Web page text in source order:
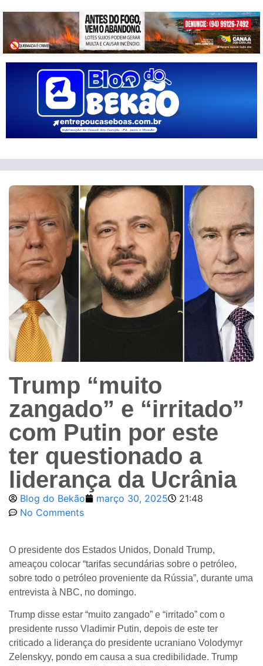
Trump “muito
zangado” e “irritado”
com Putin por este
ter questionado a
liderança da Ucrânia
Blog do Bekão março 30, 2025
21:48
No Comments
O presidente dos Estados Unidos, Donald Trump,
ameaçou colocar “tarifas secundárias sobre o petróleo,
sobre todo o petróleo proveniente da Rússia”, durante uma
entrevista à NBC, no domingo.
Trump disse estar “muito zangado” e “irritado” com o
presidente russo Vladimir Putin, depois de este ter
criticado a liderança do presidente ucraniano Volodymyr
Zelenskyy, pondo em causa a sua credibilidade. Trump